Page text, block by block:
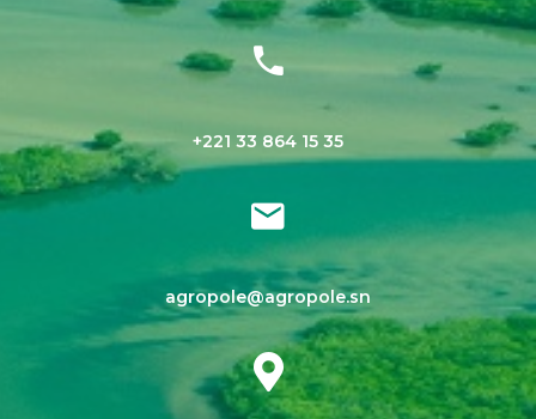
+221 33 864 15 35
agropole@agropole.sn